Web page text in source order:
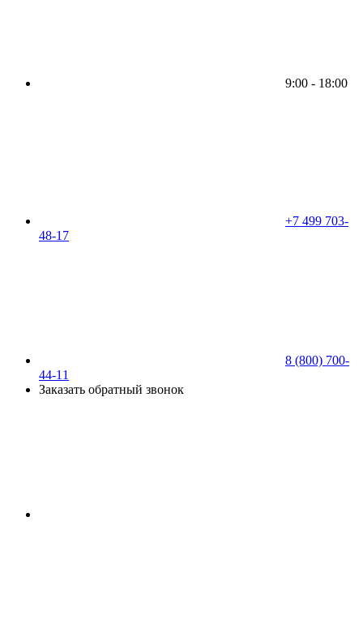
9:00 - 18:00
+7 499 703-
48-17
8 (800) 700-
44-11
Заказать обратный звонок